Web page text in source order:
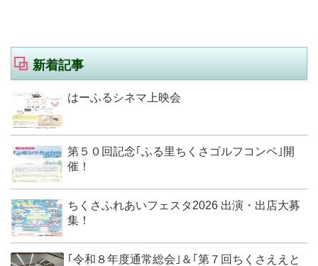
新着記事
はーふるシネマ上映会
第５０回記念｢ふる里ちくさゴルフコンペ｣開
催！
ちくさふれあいフェスタ2026 出演・出店大募
集！
｢令和８年度通常総会｣＆｢第７回ちくさええと